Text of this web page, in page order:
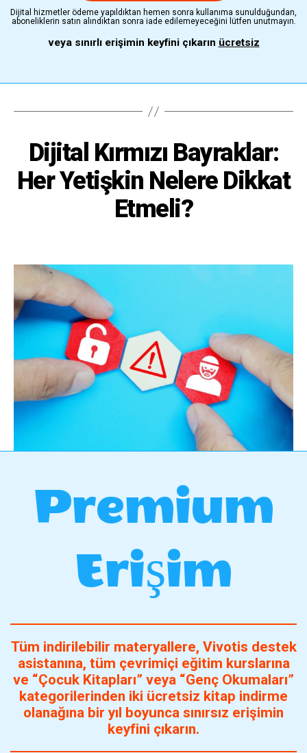
Dijital hizmetler ödeme yapıldıktan hemen sonra kullanıma sunulduğundan,
aboneliklerin satın alındıktan sonra iade edilemeyeceğini lütfen unutmayın.
veya sınırlı erişimin keyfini çıkarın ücretsiz
Dijital Kırmızı Bayraklar:
Her Yetişkin Nelere Dikkat
Etmeli?
Premium
Erişim
Tüm indirilebilir materyallere, Vivotis destek
asistanına, tüm çevrimiçi eğitim kurslarına
ve “Çocuk Kitapları” veya “Genç Okumaları”
kategorilerinden iki ücretsiz kitap indirme
olanağına bir yıl boyunca sınırsız erişimin
keyfini çıkarın.